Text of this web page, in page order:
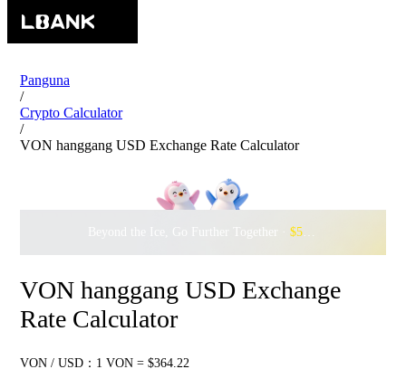
Panguna
/
Crypto Calculator
/
VON hanggang USD Exchange Rate Calculator
Beyond the Ice, Go Further Together · $500,000
VON hanggang USD Exchange
Rate Calculator
VON / USD：1 VON = $364.22